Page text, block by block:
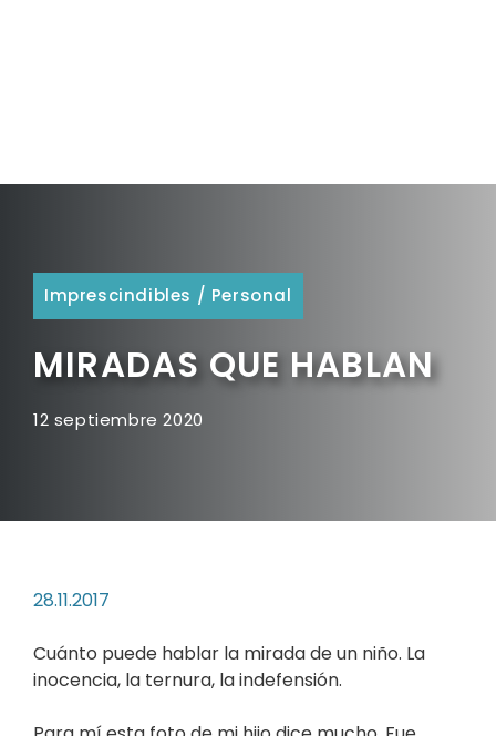
Imprescindibles / Personal
MIRADAS QUE HABLAN
12 septiembre 2020
28.11.2017
Cuánto puede hablar la mirada de un niño. La
inocencia, la ternura, la indefensión.